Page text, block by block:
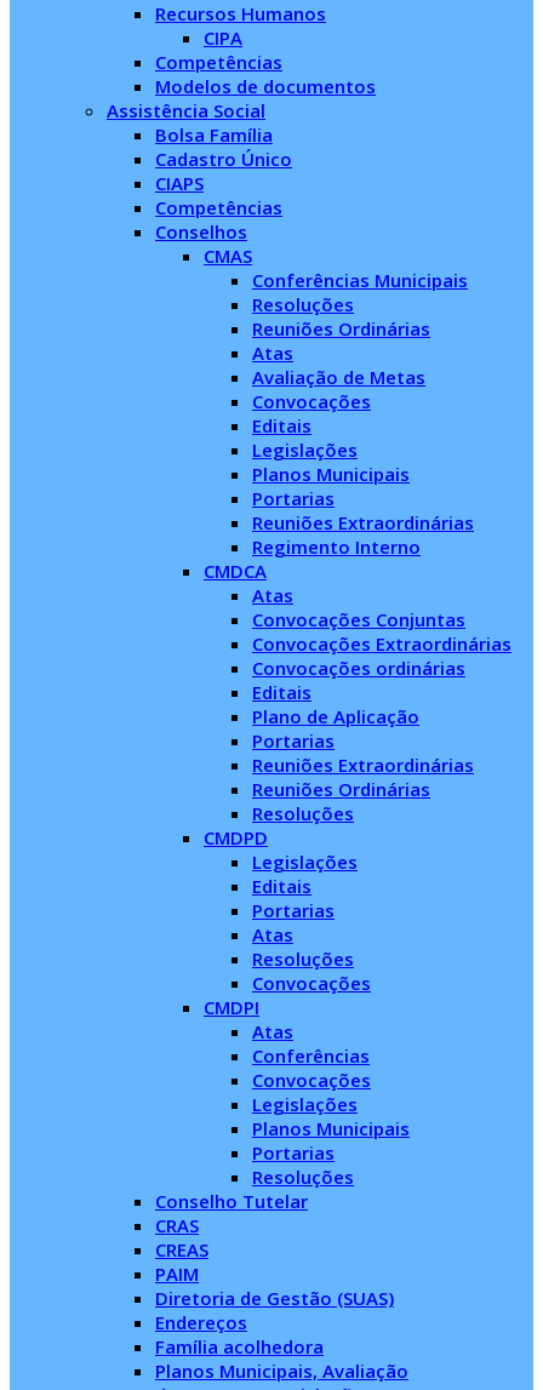
Recursos Humanos
CIPA
Competências
Modelos de documentos
Assistência Social
Bolsa Família
Cadastro Único
CIAPS
Competências
Conselhos
CMAS
Conferências Municipais
Resoluções
Reuniões Ordinárias
Atas
Avaliação de Metas
Convocações
Editais
Legislações
Planos Municipais
Portarias
Reuniões Extraordinárias
Regimento Interno
CMDCA
Atas
Convocações Conjuntas
Convocações Extraordinárias
Convocações ordinárias
Editais
Plano de Aplicação
Portarias
Reuniões Extraordinárias
Reuniões Ordinárias
Resoluções
CMDPD
Legislações
Editais
Portarias
Atas
Resoluções
Convocações
CMDPI
Atas
Conferências
Convocações
Legislações
Planos Municipais
Portarias
Resoluções
Conselho Tutelar
CRAS
CREAS
PAIM
Diretoria de Gestão (SUAS)
Endereços
Família acolhedora
Planos Municipais, Avaliação